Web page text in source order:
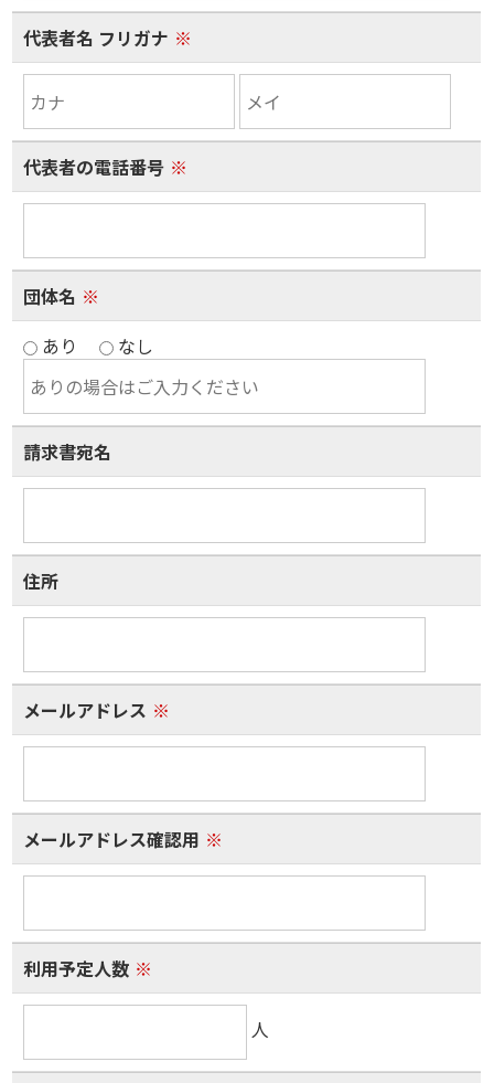
代表者名 フリガナ ※
代表者の電話番号 ※
団体名 ※
あり
なし
請求書宛名
住所
メールアドレス ※
メールアドレス確認用 ※
利用予定人数 ※
人